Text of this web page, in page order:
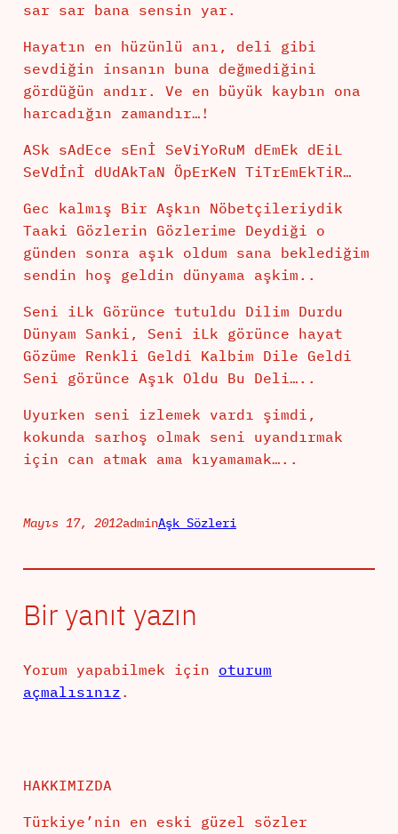
sar sar bana sensin yar.
Hayatın en hüzünlü anı, deli gibi
sevdiğin insanın buna değmediğini
gördüğün andır. Ve en büyük kaybın ona
harcadığın zamandır…!
ASk sAdEce sEnİ SeViYoRuM dEmEk dEiL
SeVdİnİ dUdAkTaN ÖpErKeN TiTrEmEkTiR…
Gec kalmış Bir Aşkın Nöbetçileriydik
Taaki Gözlerin Gözlerime Deydiği o
günden sonra aşık oldum sana beklediğim
sendin hoş geldin dünyama aşkim..
Seni iLk Görünce tutuldu Dilim Durdu
Dünyam Sanki, Seni iLk görünce hayat
Gözüme Renkli Geldi Kalbim Dile Geldi
Seni görünce Aşık Oldu Bu Deli…..
Uyurken seni izlemek vardı şimdi,
kokunda sarhoş olmak seni uyandırmak
için can atmak ama kıyamamak…..
Mayıs 17, 2012adminAşk Sözleri
Bir yanıt yazın
Yorum yapabilmek için oturum
açmalısınız .
HAKKIMIZDA
Türkiye’nin en eski güzel sözler